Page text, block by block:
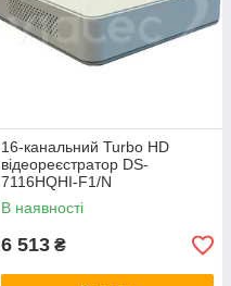
16-канальний Turbo HD
відеореєстратор DS-
7116HQHI-F1/N
В наявності
6 513 ₴